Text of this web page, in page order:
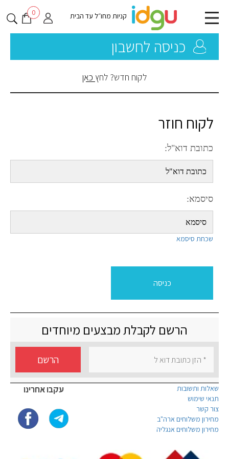
קניות מחו״ל עד הבית 0
כניסה לחשבון
לקוח חדש? לחץ כאן
לקוח חוזר
כתובת דוא"ל:
סיסמא:
שכחת סיסמא
הרשם לקבלת מבצעים מיוחדים
הרשם
עקבו אחרינו
שאלות ותשובות
תנאי שימוש
צור קשר
מחירון משלוחים ארה"ב
מחירון משלוחים אנגליה